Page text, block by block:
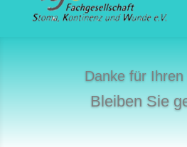
Danke für Ihren
Bleiben Sie